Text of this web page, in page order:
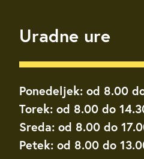
Uradne ure
Ponedeljek: od 8.00
Torek: od 8.00 do
Sreda: od 8.00 do
Petek: od 8.00 do